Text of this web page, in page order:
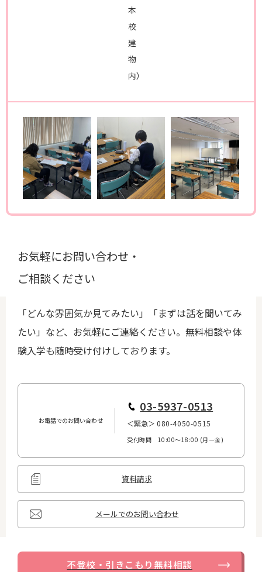
本
校
建
物
内）
お気軽にお問い合わせ・
ご相談ください
「どんな雰囲気か見てみたい」「まずは話を聞いてみ
たい」など、お気軽にご連絡ください。無料相談や体
験入学も随時受け付けしております。
お電話でのお問い合わせ
03-5937-0513
＜緊急＞ 080-4050-0515
受付時間 10:00〜18:00 (月ー金)
資料請求
メールでのお問い合わせ
不登校・引きこもり無料相談